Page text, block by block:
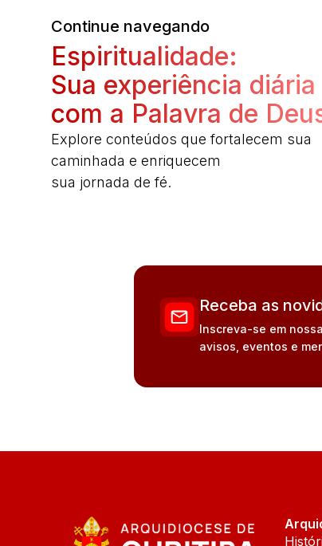
Continue navegando
Espiritualidade:
Sua experiência diária
com a Palavra de
Explore conteúdos que fortalecem sua
caminhada e enriquecem
sua jornada de fé.
Receba as
Inscreva-se em
avisos, eventos e